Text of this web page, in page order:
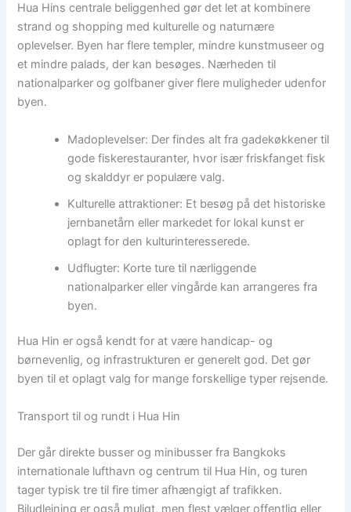
Hua Hins centrale beliggenhed gør det let at kombinere
strand og shopping med kulturelle og naturnære
oplevelser. Byen har flere templer, mindre kunstmuseer og
et mindre palads, der kan besøges. Nærheden til
nationalparker og golfbaner giver flere muligheder udenfor
byen.
Madoplevelser: Der findes alt fra gadekøkkener til
gode fiskerestauranter, hvor især friskfanget fisk
og skalddyr er populære valg.
Kulturelle attraktioner: Et besøg på det historiske
jernbanetårn eller markedet for lokal kunst er
oplagt for den kulturinteresserede.
Udflugter: Korte ture til nærliggende
nationalparker eller vingårde kan arrangeres fra
byen.
Hua Hin er også kendt for at være handicap- og
børnevenlig, og infrastrukturen er generelt god. Det gør
byen til et oplagt valg for mange forskellige typer rejsende.
Transport til og rundt i Hua Hin
Der går direkte busser og minibusser fra Bangkoks
internationale lufthavn og centrum til Hua Hin, og turen
tager typisk tre til fire timer afhængigt af trafikken.
Biludlejning er også muligt, men flest vælger offentlig eller